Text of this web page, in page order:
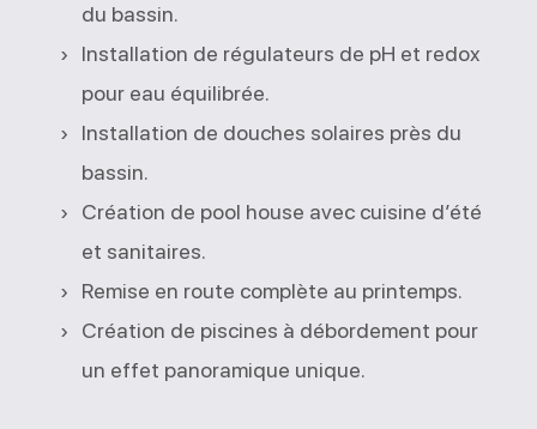
du bassin.
Installation de régulateurs de pH et redox
pour eau équilibrée.
Installation de douches solaires près du
bassin.
Création de pool house avec cuisine d’été
et sanitaires.
Remise en route complète au printemps.
Création de piscines à débordement pour
un effet panoramique unique.